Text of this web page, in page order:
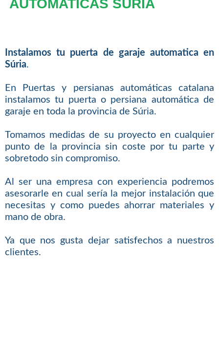
AUTOMATICAS SÚRIA
Instalamos tu puerta de garaje automatica en
Súria.
En Puertas y persianas automáticas catalana
instalamos tu puerta o persiana automática de
garaje en toda la provincia de Súria.
Tomamos medidas de su proyecto en cualquier
punto de la provincia sin coste por tu parte y
sobretodo sin compromiso.
Al ser una empresa con experiencia podremos
asesorarle en cual sería la mejor instalación que
necesitas y como puedes ahorrar materiales y
mano de obra.
Ya que nos gusta dejar satisfechos a nuestros
clientes.